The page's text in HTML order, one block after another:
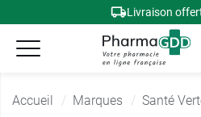
Livraison
Accueil Marques Santé